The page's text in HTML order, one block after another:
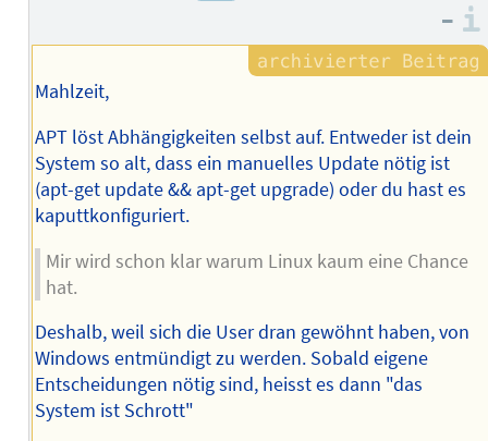
–
Mahlzeit,
APT löst Abhängigkeiten selbst auf. Entweder ist dein
System so alt, dass ein manuelles Update nötig ist
(apt-get update && apt-get upgrade) oder du hast es
kaputtkonfiguriert.
Mir wird schon klar warum Linux kaum eine Chance
hat.
Deshalb, weil sich die User dran gewöhnt haben, von
Windows entmündigt zu werden. Sobald eigene
Entscheidungen nötig sind, heisst es dann "das
System ist Schrott"